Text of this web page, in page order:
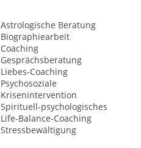
Astrologische Beratung
Biographiearbeit
Coaching
Gesprächsberatung
Liebes-Coaching
Psychosoziale
Krisenintervention
Spirituell-psychologisches
Life-Balance-Coaching
Stressbewältigung